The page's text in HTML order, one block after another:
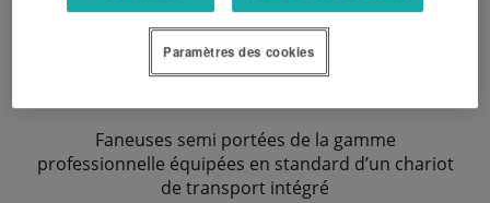
TE8590CD
Faneuses semi portées de la gamme
professionnelle équipées en standard d’un chariot
de transport intégré
Paramètres des cookies